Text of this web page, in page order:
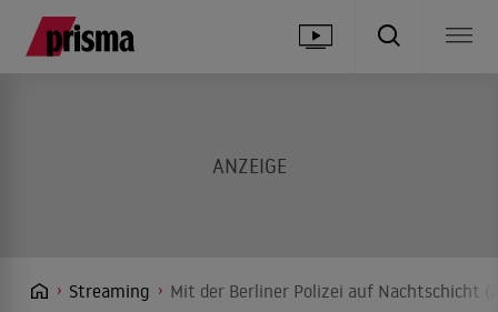
Streaming Mit der Berliner Polizei auf Nachtschicht